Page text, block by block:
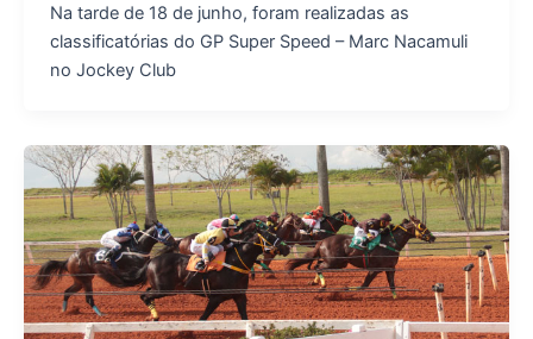
Na tarde de 18 de junho, foram realizadas as
classificatórias do GP Super Speed – Marc Nacamuli
no Jockey Club